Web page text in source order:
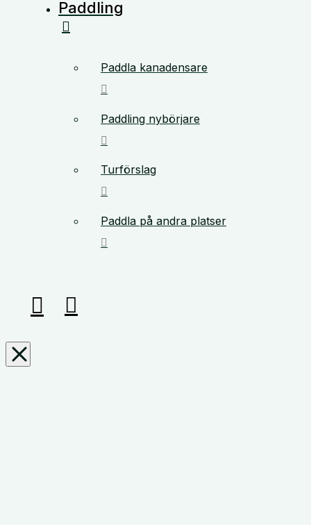
Paddling
Paddla kanadensare
Paddling nybörjare
Turförslag
Paddla på andra platser